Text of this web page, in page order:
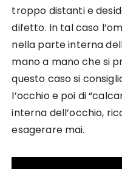
troppo distanti e
difetto. In tal caso
nella parte interna
mano a mano che si
questo caso si
l’occhio e poi di
interna dell’occhio,
esagerare mai.